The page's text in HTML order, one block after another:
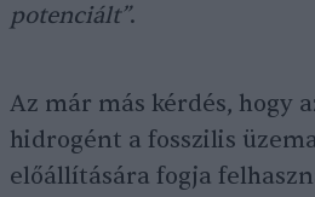
potenciált”.
Az már más kérdés, hogy
hidrogént a fosszilis
előállítására fogja